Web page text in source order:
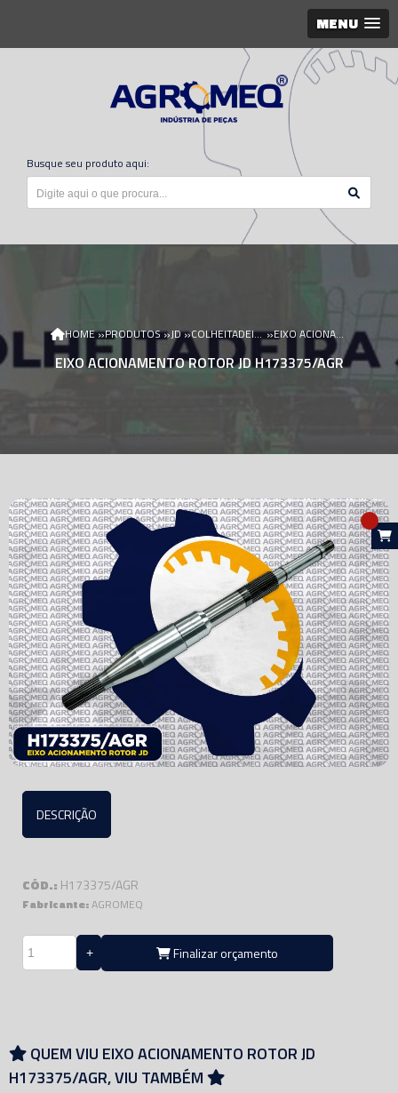
MENU
Busque seu produto aqui:
HOME»PRODUTOS»JD» COLHEITADEIRA JD » EIXO ACIONAMENTO ROTOR JD H173375/AGR
EIXO ACIONAMENTO ROTOR JD H173375/AGR
DESCRIÇÃO
CÓD.: H173375/AGR
Fabricante:AGROMEQ
Finalizar orçamento
QUEM VIU EIXO ACIONAMENTO ROTOR JD
H173375/AGR, VIU TAMBÉM